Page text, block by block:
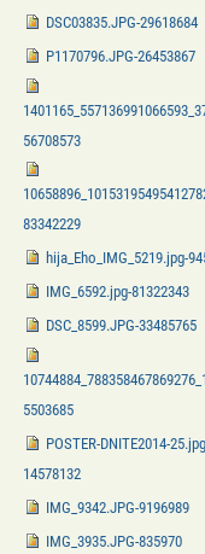
DSC03835.JPG-29618684
P1170796.JPG-26453867
56708573
83342229
hija_Eho_IMG_5219.jpg-
IMG_6592.jpg-81322343
DSC_8599.JPG-33485765
5503685
POSTER-DNITE2014-
14578132
IMG_9342.JPG-9196989
IMG_3935.JPG-835970